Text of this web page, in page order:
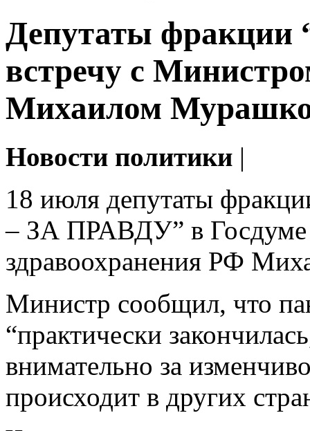
Депутаты фракции
встречу с
Михаилом
Новости политики |
18 июля депутаты
– ЗА ПРАВДУ” в Госдуме
здравоохранения РФ
Министр сообщил, что
“практически
внимательно за
происходит в других